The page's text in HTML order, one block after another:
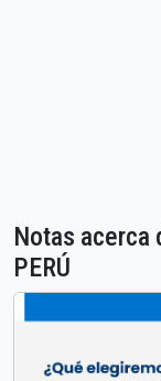
Notas acerca
PERÚ